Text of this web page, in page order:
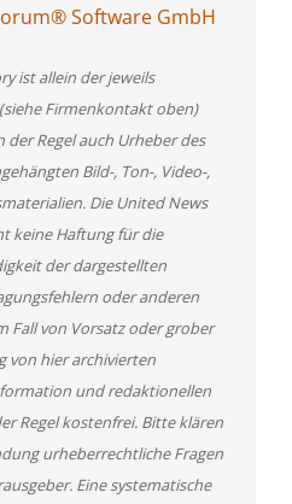
Software GmbH
ist allein der jeweils
Firmenkontakt oben)
Regel auch Urheber des
Bild-, Ton-, Video-,
Die United News
keine Haftung für die
der dargestellten
oder anderen
Fall von Vorsatz oder grober
von hier archivierten
und redaktionellen
Regel kostenfrei. Bitte klären
urheberrechtliche Fragen
Eine systematische